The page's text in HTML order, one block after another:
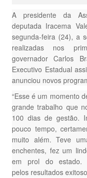
A presidente da
deputada Iracema
segunda-feira (24), a
realizadas nos
governador Carlos
Executivo Estadual
anunciou novos
“Esse é um momento
grande trabalho que
100 dias de gestão.
pouco tempo,
muito além. Teve
enchentes, fez um
em prol do estado.
pelos resultados